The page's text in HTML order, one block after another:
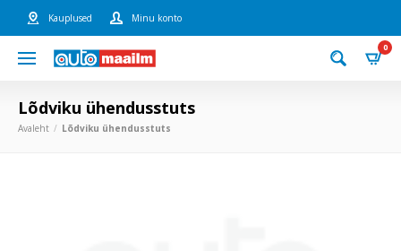
Kauplused Minu konto
0
Lõdviku ühendusstuts
Avaleht Lõdviku ühendusstuts